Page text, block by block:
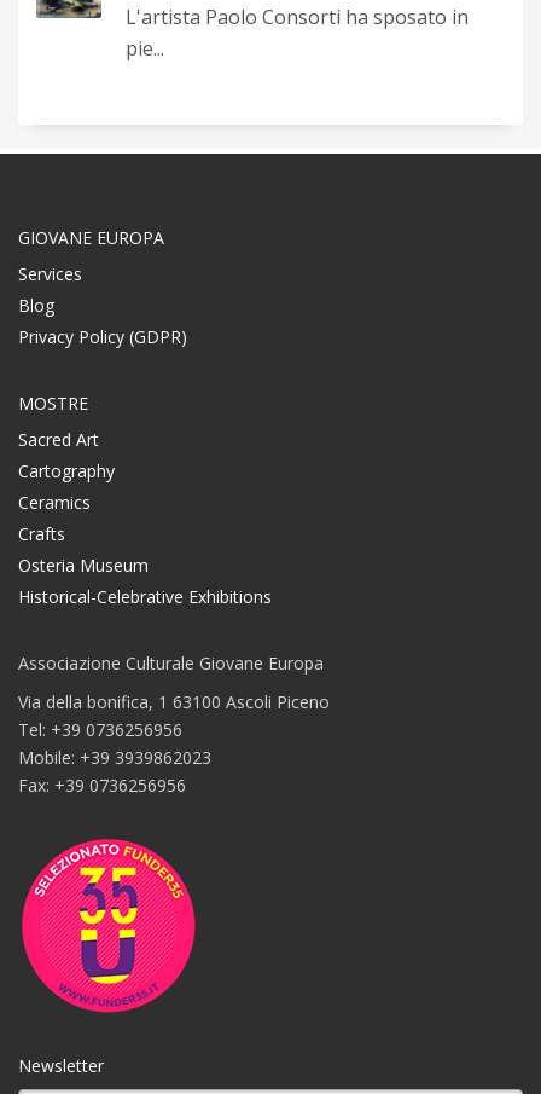
L'artista Paolo Consorti ha sposato in
pie...
GIOVANE EUROPA
Services
Blog
Privacy Policy (GDPR)
MOSTRE
Sacred Art
Cartography
Ceramics
Crafts
Osteria Museum
Historical-Celebrative Exhibitions
Associazione Culturale Giovane Europa
Via della bonifica, 1 63100 Ascoli Piceno
Tel: +39 0736256956
Mobile: +39 3939862023
Fax: +39 0736256956
Newsletter